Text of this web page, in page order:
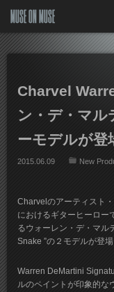
MUSE ON MUSE
Charvel
ン・デ・マル
ーモデルが登
2015.06.09 New
Charvelのアーティスト
におけるギターヒーロー
るウォーレン・デ・マル
Snake ”の２モデルが登場
Warren DeMartini
ルのペイントが印象的な